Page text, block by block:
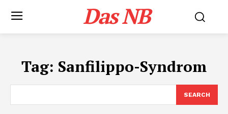
Das NB
Tag: Sanfilippo-Syndrom
SEARCH